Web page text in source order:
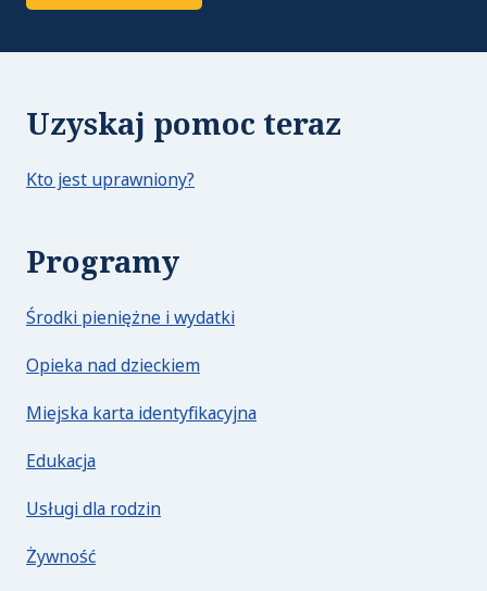
Uzyskaj pomoc teraz
Kto jest uprawniony?
Programy
Środki pieniężne i wydatki
Opieka nad dzieckiem
Miejska karta identyfikacyjna
Edukacja
Usługi dla rodzin
Żywność